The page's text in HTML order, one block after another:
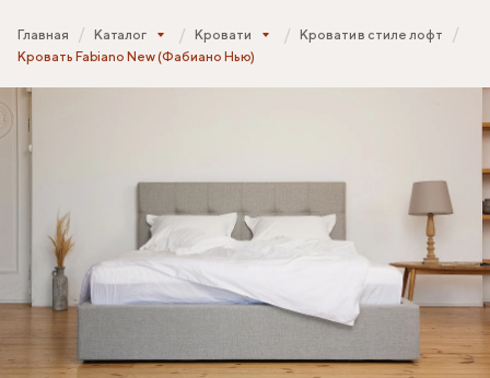
Главная Каталог Кровати
Кровати в стиле лофт
Кровать Fabiano New (Фабиано Нью)